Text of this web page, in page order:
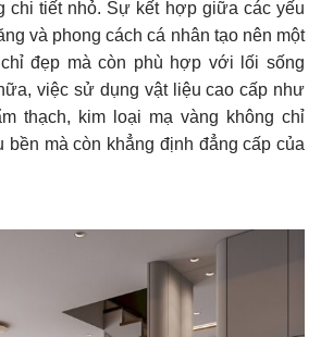
chi tiết nhỏ. Sự kết hợp giữa các yếu
và phong cách cá nhân tạo nên một
đẹp mà còn phù hợp với lối sống
việc sử dụng vật liệu cao cấp như
thạch, kim loại mạ vàng không chỉ
bền mà còn khẳng định đẳng cấp của